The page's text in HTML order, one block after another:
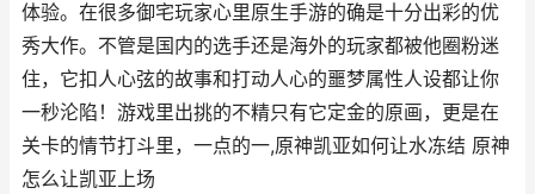
体验。在很多御宅玩家心里原生手游的确是十分出彩的优
秀大作。不管是国内的选手还是海外的玩家都被他圈粉迷
住，它扣人心弦的故事和打动人心的噩梦属性人设都让你
一秒沦陷！游戏里出挑的不精只有它定金的原画，更是在
关卡的情节打斗里，一点的一,原神凯亚如何让水冻结 原神
怎么让凯亚上场